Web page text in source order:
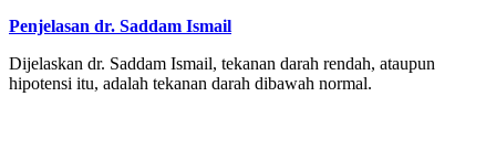
Penjelasan dr. Saddam Ismail
Dijelaskan dr. Saddam Ismail, tekanan darah rendah, ataupun
hipotensi itu, adalah tekanan darah dibawah normal.